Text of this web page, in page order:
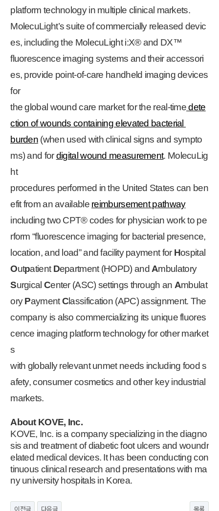
platform technology in multiple clinical markets.
MolecuLight’s suite of commercially released devic
es, including the MolecuLight i:X® and DX™
fluorescence imaging systems and their accessori
es, provide point-of-care handheld imaging devices
for
the global wound care market for the real-timedete
ction of wounds containing elevated bacterial
burden (when used with clinical signs and sympto
ms) and fordigital wound measurement. MolecuLig
ht
procedures performed in the United States can ben
efit from an available reimbursement pathway
including two CPT® codes for physician work to pe
rform “fluorescence imaging for bacterial presence,
location, and load” and facility payment for Hospital
Outpatient Department (HOPD) and Ambulatory
Surgical Center (ASC) settings through an Ambulat
oryPaymentClassification (APC) assignment. The
company is also commercializing its unique fluores
cence imaging platform technology for other market
s
with globally relevant unmet needs including food s
afety, consumer cosmetics and other key industrial
markets.
About KOVE, Inc.
KOVE, Inc. is a company specializing in the diagno
sis and treatment of diabetic foot ulcers and woundr
elated medical devices. It has been conducting con
tinuous clinical research and presentations with ma
ny university hospitals in Korea.
이전글 다음글 목록